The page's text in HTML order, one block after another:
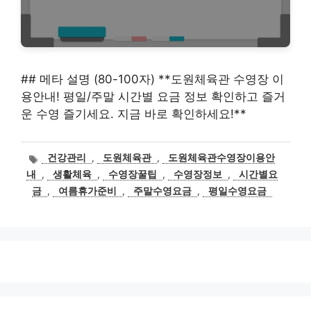
## 메타 설명 (80-100자) **도원체육관 수영장 이
용안내! 평일/주말 시간별 요금 정보 확인하고 즐거
운 수영 즐기세요. 지금 바로 확인하세요!**
태건강관리 , 도원체육관 ,
도원체육관수영장이용안
내
, 생활체육 , 수영장꿀팁 , 수영장정보 ,
시간별요
금 , 여름휴가준비 , 주말수영요금 , 평일수영요금